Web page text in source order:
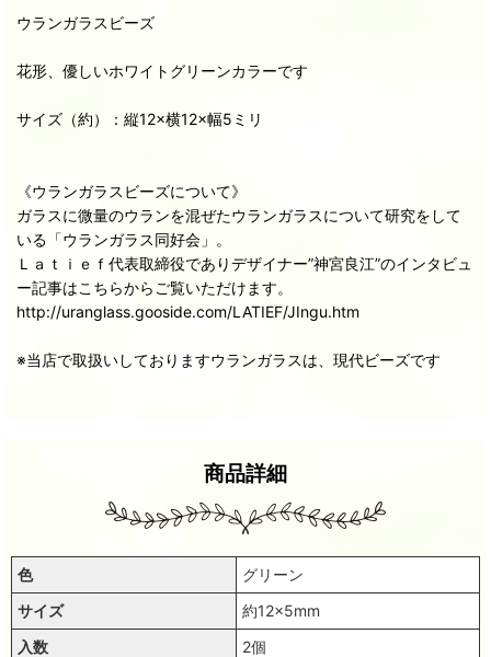
ウランガラスビーズ
花形、優しいホワイトグリーンカラーです
サイズ（約）：縦12×横12×幅5ミリ
《ウランガラスビーズについて》
ガラスに微量のウランを混ぜたウランガラスについて研究をして
いる「ウランガラス同好会」。
Ｌａｔｉｅｆ代表取締役でありデザイナー”神宮良江”のインタビュ
ー記事はこちらからご覧いただけます。
http://uranglass.gooside.com/LATIEF/JIngu.htm
※当店で取扱いしておりますウランガラスは、現代ビーズです
商品詳細
色
グリーン
サイズ
約12×5mm
入数
2個